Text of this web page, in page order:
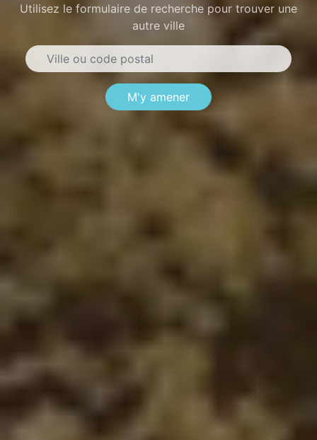
Utilisez le formulaire de recherche pour trouver une
autre ville
M'y amener